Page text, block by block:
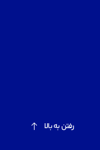
رفتن به بالا